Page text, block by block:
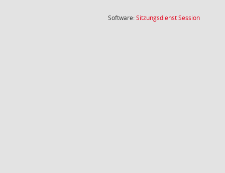
Software:SitzungsdienstSession(Wird in